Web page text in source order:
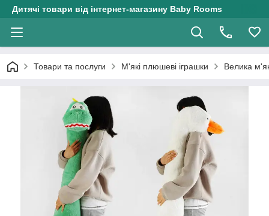
Дитячі товари від інтернет-магазину Baby Rooms
Товари та послуги М'які плюшеві іграшки Велика